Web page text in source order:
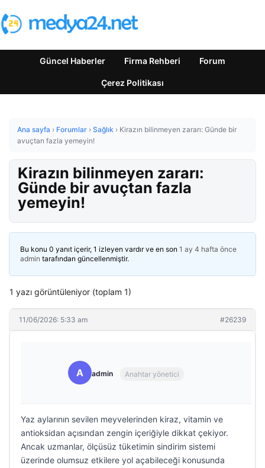
Güncel Haberler Firma Rehberi Forum
Çerez Politikası
Ana sayfa › Forumlar › Sağlık › Kirazın bilinmeyen zararı: Günde bir
avuçtan fazla yemeyin!
Kirazın bilinmeyen zararı:
Günde bir avuçtan fazla
yemeyin!
Bu konu 0 yanıt içerir, 1 izleyen vardır ve en son 1 ay 4 hafta önce
admin tarafından güncellenmiştir.
1 yazı görüntüleniyor (toplam 1)
11/06/2026: 5:33 am #26239
A admin Anahtar yönetici
Yaz aylarının sevilen meyvelerinden kiraz, vitamin ve
antioksidan açısından zengin içeriğiyle dikkat çekiyor.
Ancak uzmanlar, ölçüsüz tüketimin sindirim sistemi
üzerinde olumsuz etkilere yol açabileceği konusunda